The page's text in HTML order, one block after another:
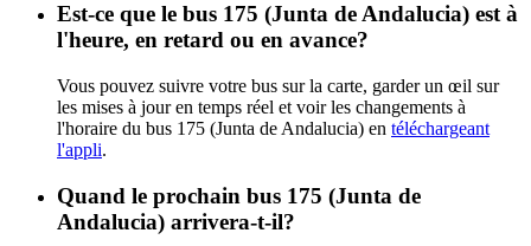
Est-ce que le bus 175 (Junta de Andalucia) est à
l'heure, en retard ou en avance?
Vous pouvez suivre votre bus sur la carte, garder un œil sur
les mises à jour en temps réel et voir les changements à
l'horaire du bus 175 (Junta de Andalucia) en téléchargeant
l'appli.
Quand le prochain bus 175 (Junta de
Andalucia) arrivera-t-il?